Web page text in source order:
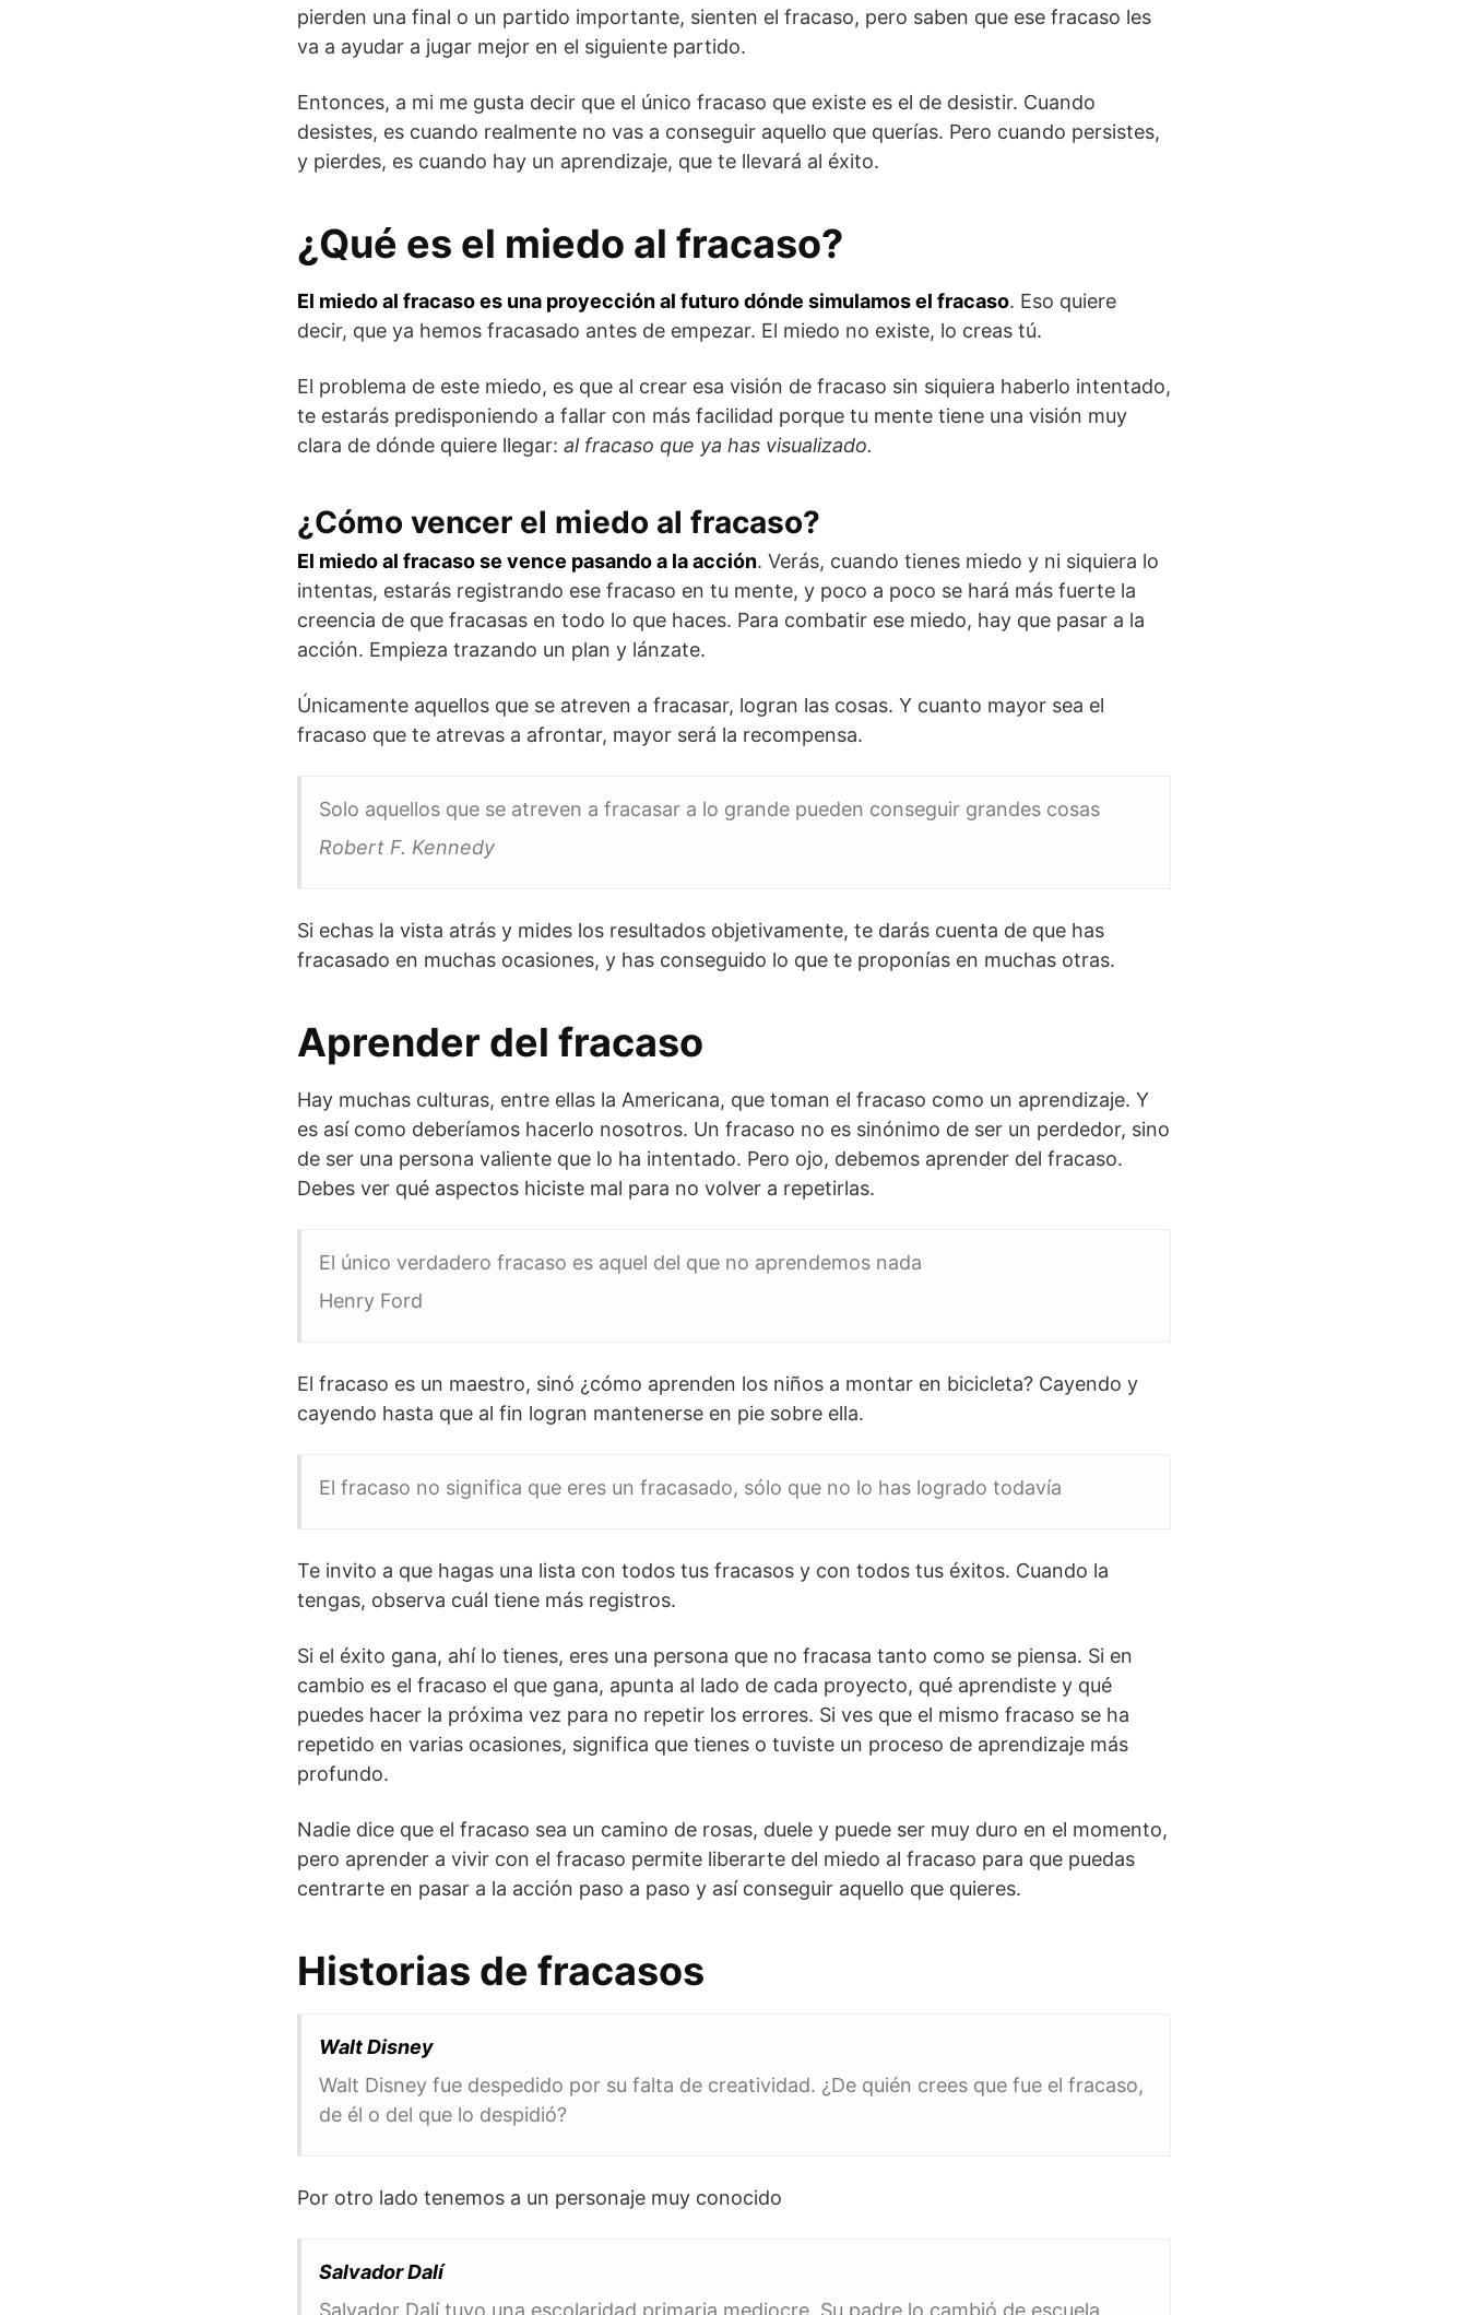
pierden una final o un partido importante, sienten el fracaso, pero saben que ese fracaso les
va a ayudar a jugar mejor en el siguiente partido.
Entonces, a mi me gusta decir que el único fracaso que existe es el de desistir. Cuando
desistes, es cuando realmente no vas a conseguir aquello que querías. Pero cuando persistes,
y pierdes, es cuando hay un aprendizaje, que te llevará al éxito.
¿Qué es el miedo al fracaso?
El miedo al fracaso es una proyección al futuro dónde simulamos el fracaso. Eso quiere
decir, que ya hemos fracasado antes de empezar. El miedo no existe, lo creas tú.
El problema de este miedo, es que al crear esa visión de fracaso sin siquiera haberlo intentado,
te estarás predisponiendo a fallar con más facilidad porque tu mente tiene una visión muy
clara de dónde quiere llegar: al fracaso que ya has visualizado.
¿Cómo vencer el miedo al fracaso?
El miedo al fracaso se vence pasando a la acción. Verás, cuando tienes miedo y ni siquiera lo
intentas, estarás registrando ese fracaso en tu mente, y poco a poco se hará más fuerte la
creencia de que fracasas en todo lo que haces. Para combatir ese miedo, hay que pasar a la
acción. Empieza trazando un plan y lánzate.
Únicamente aquellos que se atreven a fracasar, logran las cosas. Y cuanto mayor sea el
fracaso que te atrevas a afrontar, mayor será la recompensa.
Solo aquellos que se atreven a fracasar a lo grande pueden conseguir grandes cosas
Robert F. Kennedy
Si echas la vista atrás y mides los resultados objetivamente, te darás cuenta de que has
fracasado en muchas ocasiones, y has conseguido lo que te proponías en muchas otras.
Aprender del fracaso
Hay muchas culturas, entre ellas la Americana, que toman el fracaso como un aprendizaje. Y
es así como deberíamos hacerlo nosotros. Un fracaso no es sinónimo de ser un perdedor, sino
de ser una persona valiente que lo ha intentado. Pero ojo, debemos aprender del fracaso.
Debes ver qué aspectos hiciste mal para no volver a repetirlas.
El único verdadero fracaso es aquel del que no aprendemos nada
Henry Ford
El fracaso es un maestro, sinó ¿cómo aprenden los niños a montar en bicicleta? Cayendo y
cayendo hasta que al fin logran mantenerse en pie sobre ella.
El fracaso no significa que eres un fracasado, sólo que no lo has logrado todavía
Te invito a que hagas una lista con todos tus fracasos y con todos tus éxitos. Cuando la
tengas, observa cuál tiene más registros.
Si el éxito gana, ahí lo tienes, eres una persona que no fracasa tanto como se piensa. Si en
cambio es el fracaso el que gana, apunta al lado de cada proyecto, qué aprendiste y qué
puedes hacer la próxima vez para no repetir los errores. Si ves que el mismo fracaso se ha
repetido en varias ocasiones, significa que tienes o tuviste un proceso de aprendizaje más
profundo.
Nadie dice que el fracaso sea un camino de rosas, duele y puede ser muy duro en el momento,
pero aprender a vivir con el fracaso permite liberarte del miedo al fracaso para que puedas
centrarte en pasar a la acción paso a paso y así conseguir aquello que quieres.
Historias de fracasos
Walt Disney
Walt Disney fue despedido por su falta de creatividad. ¿De quién crees que fue el fracaso,
de él o del que lo despidió?
Por otro lado tenemos a un personaje muy conocido
Salvador Dalí
Salvador Dalí tuvo una escolaridad primaria mediocre. Su padre lo cambió de escuela